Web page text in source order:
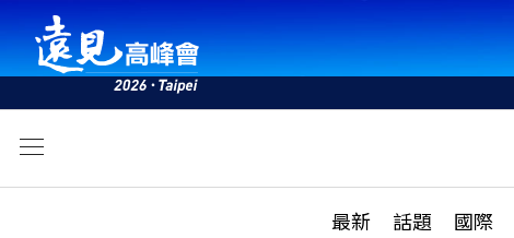
最新 話題 國際
活動
話題